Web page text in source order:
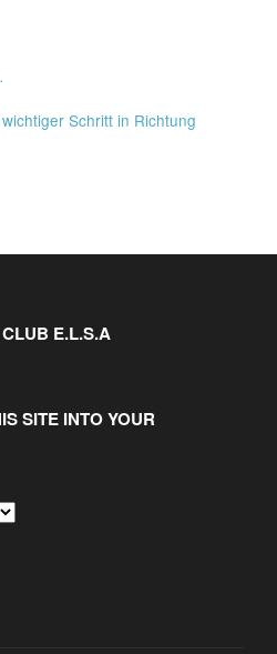
Schritt in Richtung
E.L.S.A
SITE INTO YOUR